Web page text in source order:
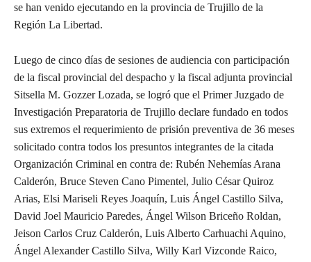
se han venido ejecutando en la provincia de Trujillo de la
Región La Libertad.
Luego de cinco días de sesiones de audiencia con participación
de la fiscal provincial del despacho y la fiscal adjunta provincial
Sitsella M. Gozzer Lozada, se logró que el Primer Juzgado de
Investigación Preparatoria de Trujillo declare fundado en todos
sus extremos el requerimiento de prisión preventiva de 36 meses
solicitado contra todos los presuntos integrantes de la citada
Organización Criminal en contra de: Rubén Nehemías Arana
Calderón, Bruce Steven Cano Pimentel, Julio César Quiroz
Arias, Elsi Mariseli Reyes Joaquín, Luis Ángel Castillo Silva,
David Joel Mauricio Paredes, Ángel Wilson Briceño Roldan,
Jeison Carlos Cruz Calderón, Luis Alberto Carhuachi Aquino,
Ángel Alexander Castillo Silva, Willy Karl Vizconde Raico,